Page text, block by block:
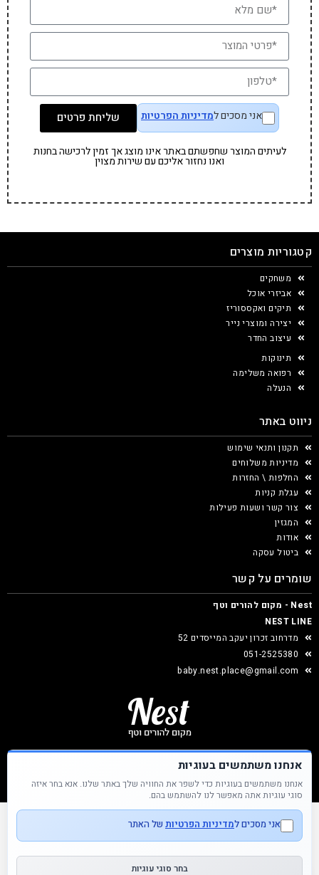
אני מסכים למדיניות הפרטיות שליחת פרטים
לעיתים המוצר שחפשתם באתר אינו מוצג אך זמין לרכישה בחנות
ואנו נחזור אליכם עם שירות מצוין
קטגוריות מוצרים
משחקים
אביזרי אוכל
תיקים ואקססוריז
יצירה ומוצרי נייר
עיצוב החדר
תינוקות
רפואה משלימה
הנעלה
ניווט באתר
תקנון ותנאי שימוש
מדיניות משלוחים
החלפות \ החזרות
עגלת קניות
צור קשר ושעות פעילות
המגזין
אודות
ביטול עסקה
שומרים על קשר
Nest - מקום להורים וטף
NEST LINE
מדרחוב זכרון יעקב המייסדים 52
051-2525380
baby.nest.place@gmail.com
Nest &copy כל הזכויות שמורות
אנחנו משתמשים בעוגיות
אנחנו משתמשים בעוגיות כדי לשפר את החוויה שלך באתר שלנו. אנא בחר איזה
סוגי עוגיות אתה מאפשר לנו להשתמש בהם.
אני מסכים למדיניות הפרטיות של האתר
בחר סוגי עוגיות